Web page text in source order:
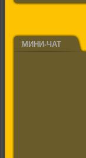
МИНИ-ЧАТ